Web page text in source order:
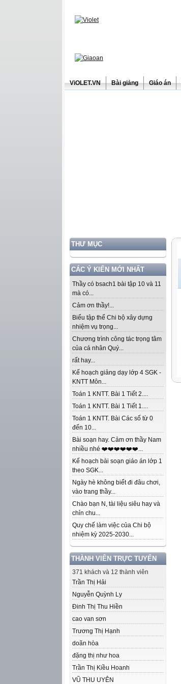
ViOLET.VN Bài giảng Giáo án
THƯ MỤC
CÁC Ý KIẾN MỚI NHẤT
Thầy có bsach1 bài tập 10 và 11
mà có...
Cảm ơn thầy!...
Biểu tập thể Chi bộ xây dựng
nhiệm vụ trọng...
Chương trình công tác trọng tâm
của cá nhân Quý...
rất hay...
Kế hoạch giảng dạy lớp 4 SGK -
KNTT Môn...
Toán 1 KNTT. Bài 1 Tiết 2....
Toán 1 KNTT. Bài 1 Tiết 1....
Toán 1 KNTT. Bài Các số từ 0
đến 10...
Bài soạn hay. Cảm ơn thầy Nam
nhiều nhé ❤️❤️❤️❤️❤️❤️...
Kế hoạch bài soạn giáo án lớp 1
theo SGK...
Ngày hè không biết đi đâu chơi,
vào trang thầy...
Chào bạn N, tài liệu siêu hay và
chỉn chu...
Quy chế làm việc của Chi bộ
nhiệm kỳ 2025-2030...
THÀNH VIÊN TRỰC TUYẾN
371 khách và 12 thành viên
Trần Thị Hải
Nguyễn Quỳnh Ly
Đinh Thị Thu Hiền
cao van sơn
Trương Thị Hạnh
doãn hòa
đặng thị như hoa
Trần Thị Kiều Hoanh
VŨ THU UYÊN